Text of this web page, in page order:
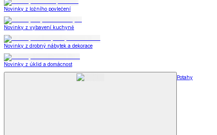
Novinky z ložního povlečení
Novinky z vybavení kuchyně
Novinky z drobný nábytek a dekorace
Novinky z úklid a domácnost
Potahy